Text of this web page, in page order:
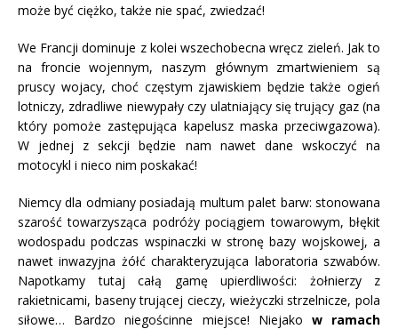
może być ciężko, także nie spać, zwiedzać!
We Francji dominuje z kolei wszechobecna wręcz zieleń. Jak to
na froncie wojennym, naszym głównym zmartwieniem są
pruscy wojacy, choć częstym zjawiskiem będzie także ogień
lotniczy, zdradliwe niewypały czy ulatniający się trujący gaz (na
który pomoże zastępująca kapelusz maska przeciwgazowa).
W jednej z sekcji będzie nam nawet dane wskoczyć na
motocykl i nieco nim poskakać!
Niemcy dla odmiany posiadają multum palet barw: stonowana
szarość towarzysząca podróży pociągiem towarowym, błękit
wodospadu podczas wspinaczki w stronę bazy wojskowej, a
nawet inwazyjna żółć charakteryzująca laboratoria szwabów.
Napotkamy tutaj całą gamę upierdliwości: żołnierzy z
rakietnicami, baseny trującej cieczy, wieżyczki strzelnicze, pola
siłowe… Bardzo niegościnne miejsce! Niejako w ramach